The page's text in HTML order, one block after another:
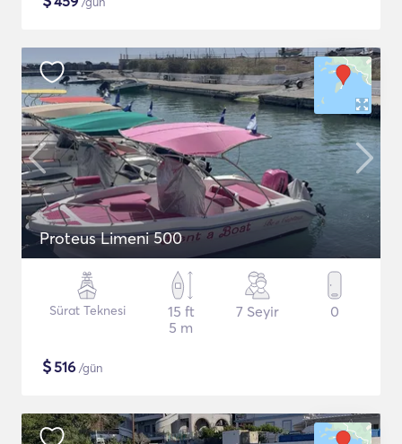
Proteus Limeni 500
Sürat Teknesi
15 ft
5 m
7 Seyir 0
$516 /gün